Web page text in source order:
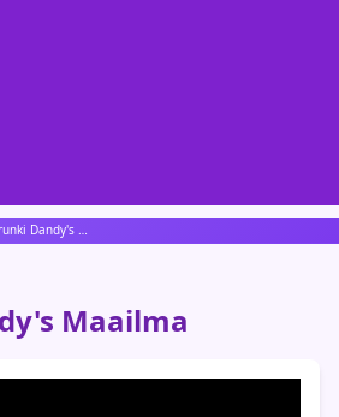
Sprunki Dandy's Maailma
Maailma